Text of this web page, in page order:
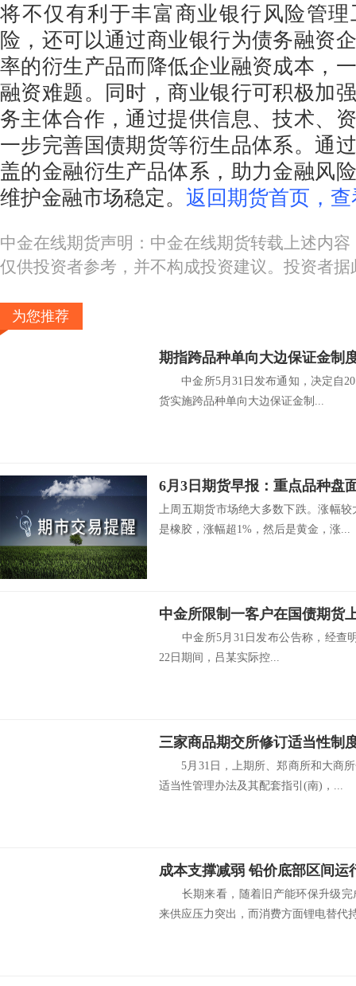
将不仅有利于丰富商业银行风险管
险，还可以通过商业银行为债务融资
率的衍生产品而降低企业融资成本，
融资难题。同时，商业银行可积极加
务主体合作，通过提供信息、技术、
一步完善国债期货等衍生品体系。通
盖的金融衍生产品体系，助力金融风
维护金融市场稳定。 返回期货首页，
中金在线期货声明：中金在线期货转载上述内
仅供投资者参考，并不构成投资建议。投资者
为您推荐
期指跨品种单向大边保证金制
中金所5月31日发布通知，决定自
货实施跨品种单向大边保证金制...
6月3日期货早报：重点品种盘
上周五期货市场绝大多数下跌。涨幅
是橡胶，涨幅超1%，然后是黄金，涨...
中金所限制一客户在国债期货
中金所5月31日发布公告称，经查明
22日期间，吕某实际控...
三家商品期交所修订适当性制
5月31日，上期所、郑商所和大商所
适当性管理办法及其配套指引(南)，...
成本支撑减弱 铅价底部区间运
长期来看，随着旧产能环保升级完
来供应压力突出，而消费方面锂电替代